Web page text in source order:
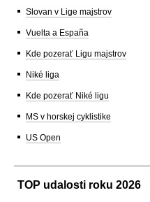
Slovan v Lige majstrov
Vuelta a España
Kde pozerať Ligu majstrov
Niké liga
Kde pozerať Niké ligu
MS v horskej cyklistike
US Open
TOP udalosti roku 2026